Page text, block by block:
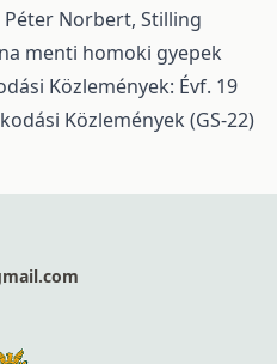
Péter Norbert, Stilling
menti homoki gyepek
Közlemények: Évf. 19
Közlemények (GS-22)